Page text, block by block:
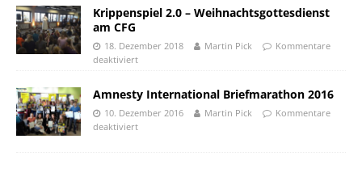
Krippenspiel 2.0 – Weihnachtsgottesdienst
am CFG
18. Dezember 2018 Martin Pick
Kommentare
deaktiviert
Amnesty International Briefmarathon 2016
10. Dezember 2016 Martin Pick
Kommentare
deaktiviert